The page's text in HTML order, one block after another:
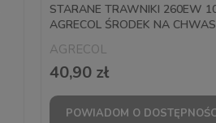
STARANE TRAWNIKI 260EW
AGRECOL ŚRODEK NA
AGRECOL
40,90 zł
POWIADOM O